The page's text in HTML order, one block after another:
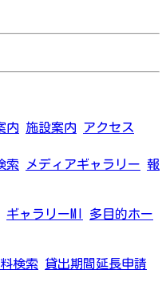
内 施設案内 アクセス
索 メディアギャラリー 報
ギャラリーMI
多目的ホー
検索
貸出期間延長申請